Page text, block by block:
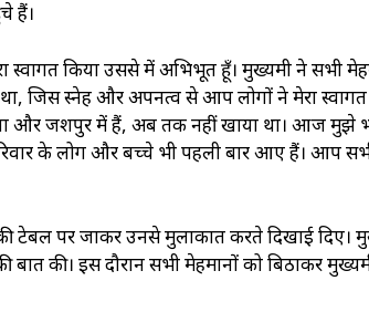
हैं।
किया उससे में अभिभूत हूँ। मुख्यमंत्री ने सभी
जिस स्नेह और अपनत्व से आप लोगों ने मेरा स्वागत
और जशपुर में हैं, अब तक नहीं खाया था। आज मुझे
के लोग और बच्चे भी पहली बार आए हैं। आप
टेबल पर जाकर उनसे मुलाकात करते दिखाई दिए।
की। इस दौरान सभी मेहमानों को बिठाकर